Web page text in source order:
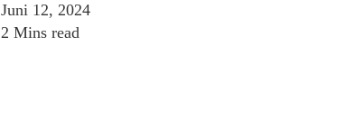
Juni 12, 2024
2 Mins read